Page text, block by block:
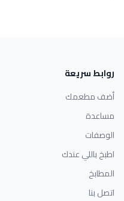
روابط سريعة
أضف مطعمك
مساعدة
الوصفات
اطبخ باللي عندك
المطابخ
اتصل بنا